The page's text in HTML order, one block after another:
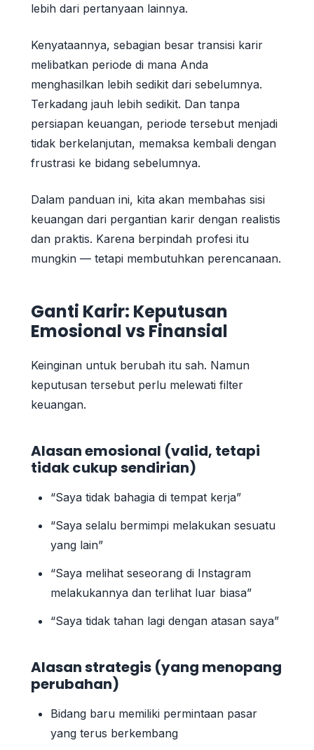
lebih dari pertanyaan lainnya.
Kenyataannya, sebagian besar transisi karir
melibatkan periode di mana Anda
menghasilkan lebih sedikit dari sebelumnya.
Terkadang jauh lebih sedikit. Dan tanpa
persiapan keuangan, periode tersebut menjadi
tidak berkelanjutan, memaksa kembali dengan
frustrasi ke bidang sebelumnya.
Dalam panduan ini, kita akan membahas sisi
keuangan dari pergantian karir dengan realistis
dan praktis. Karena berpindah profesi itu
mungkin — tetapi membutuhkan perencanaan.
Ganti Karir: Keputusan
Emosional vs Finansial
Keinginan untuk berubah itu sah. Namun
keputusan tersebut perlu melewati filter
keuangan.
Alasan emosional (valid, tetapi
tidak cukup sendirian)
“Saya tidak bahagia di tempat kerja”
“Saya selalu bermimpi melakukan sesuatu
yang lain”
“Saya melihat seseorang di Instagram
melakukannya dan terlihat luar biasa”
“Saya tidak tahan lagi dengan atasan saya”
Alasan strategis (yang menopang
perubahan)
Bidang baru memiliki permintaan pasar
yang terus berkembang